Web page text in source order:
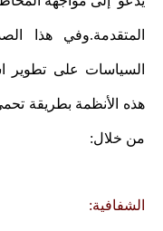
المتقدمة.وفي هذا
السياسات على تطوير
هذه الأنظمة بطريقة
من خلال:
الشفافية: